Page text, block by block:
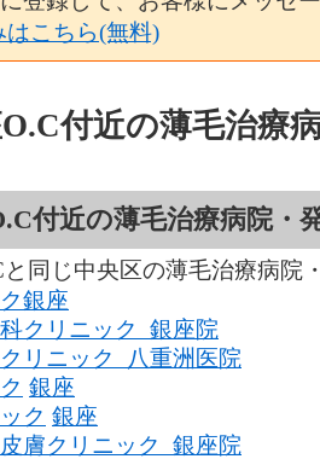
はこちら(無料)
付近の薄毛治療
付近の薄毛治療病院・
同じ中央区の薄毛治療病院
銀座
クリニック 銀座院
リニック 八重洲医院
銀座
ク 銀座
膚クリニック 銀座院